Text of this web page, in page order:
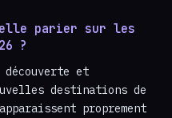
elle parier sur les
?
découverte et
destinations de
proprement